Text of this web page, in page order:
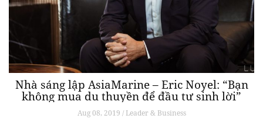
Nhà sáng lập AsiaMarine – Eric Noyel: “Bạn
không mua du thuyền để đầu tư sinh lời”
Aug 08, 2019 / Leader & Business